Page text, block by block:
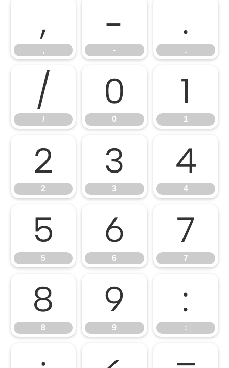
,
,
-
-
.
.
/
/
0
0
1
1
2
2
3
3
4
4
5
5
6
6
7
7
8
8
9
9
:
: